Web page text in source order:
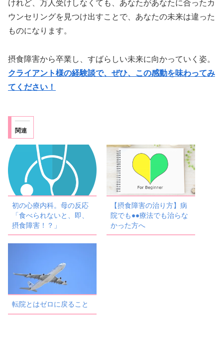
けれど、万人受けしなくても、あなたがあなたに合ったカ
ウンセリングを見つけ出すことで、あなたの未来は違った
ものになります。
摂食障害から卒業し、すばらしい未来に向かっていく姿。
クライアント様の経験談で、ぜひ、この感動を味わってみ
てください！
関連
初の心療内科。母の反応
「食べられないと、即、
摂食障害！？」
【摂食障害の治り方】病
院でも●●療法でも治らな
かった方へ
転院とはゼロに戻ること